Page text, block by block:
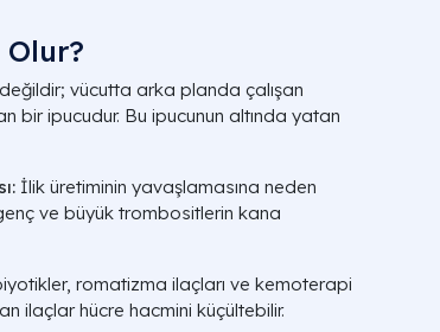
Olur?
vücutta arka planda çalışan
bir ipucudur. Bu ipucunun altında yatan
İlik üretiminin yavaşlamasına neden
ve büyük trombositlerin kana
romatizma ilaçları ve kemoterapi
ilaçlar hücre hacmini küçültebilir.